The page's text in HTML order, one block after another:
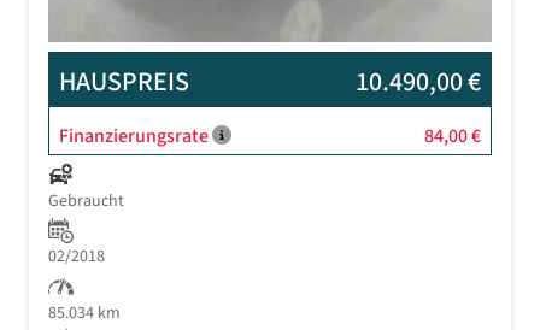
HAUSPREIS 10.490,00 €
Finanzierungsrate 84,00 €
Gebraucht
02/2018
85.034 km